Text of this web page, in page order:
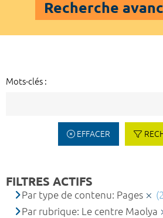
Recherche
Mots-clés :
EFFACER
FILTRES ACTIFS
Par type de contenu: Pages
Par rubrique: Le centre Maolya